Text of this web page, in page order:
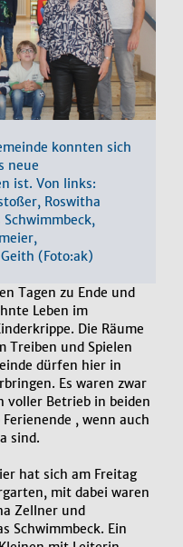
konnten sich
neue
ist. Von links:
Roswitha
(Foto:ak)
Tagen zu Ende und
Leben im
Die Räume
Treiben und Spielen
dürfen hier in
Es waren zwar
voller Betrieb in beiden
, wenn auch
sind.
hat sich am Freitag
mit dabei waren
Zellner und
Schwimmbeck. Ein